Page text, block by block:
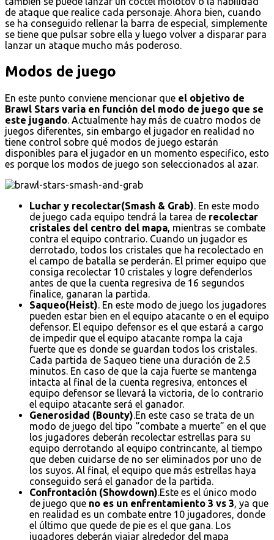
de ataque que realice cada personaje. Ahora bien, cuando
se ha conseguido rellenar la barra de especial, simplemente
se tiene que pulsar sobre ella y luego volver a disparar para
lanzar un ataque mucho más poderoso.
Modos de juego
En este punto conviene mencionar que el objetivo de
Brawl Stars varia en función del modo de juego que se
este jugando. Actualmente hay más de cuatro modos de
juegos diferentes, sin embargo el jugador en realidad no
tiene control sobre qué modos de juego estarán
disponibles para el jugador en un momento especifico, esto
es porque los modos de juego son seleccionados al azar.
Luchar y recolectar(Smash & Grab). En este modo
de juego cada equipo tendrá la tarea de recolectar
cristales del centro del mapa, mientras se combate
contra el equipo contrario. Cuando un jugador es
derrotado, todos los cristales que ha recolectado en
el campo de batalla se perderán. El primer equipo que
consiga recolectar 10 cristales y logre defenderlos
antes de que la cuenta regresiva de 16 segundos
finalice, ganaran la partida.
Saqueo(Heist). En este modo de juego los jugadores
pueden estar bien en el equipo atacante o en el equipo
defensor. El equipo defensor es el que estará a cargo
de impedir que el equipo atacante rompa la caja
fuerte que es donde se guardan todos los cristales.
Cada partida de Saqueo tiene una duración de 2.5
minutos. En caso de que la caja fuerte se mantenga
intacta al final de la cuenta regresiva, entonces el
equipo defensor se llevará la victoria, de lo contrario
el equipo atacante será el ganador.
Generosidad (Bounty).En este caso se trata de un
modo de juego del tipo “combate a muerte” en el que
los jugadores deberán recolectar estrellas para su
equipo derrotando al equipo contrincante, al tiempo
que deben cuidarse de no ser eliminados por uno de
los suyos. Al final, el equipo que más estrellas haya
conseguido será el ganador de la partida.
Confrontación (Showdown).Este es el único modo
de juego que no es un enfrentamiento 3 vs 3, ya que
en realidad es un combate entre 10 jugadores, donde
el último que quede de pie es el que gana. Los
jugadores deberán viajar alrededor del mapa